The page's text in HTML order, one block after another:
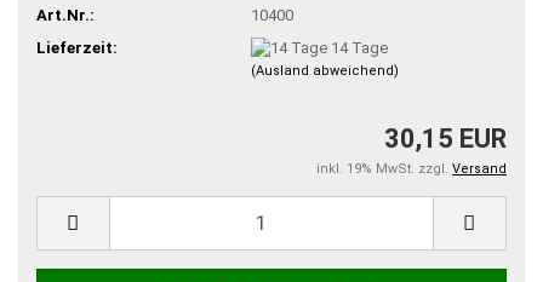
Art.Nr.:
10400
Lieferzeit:
14 Tage
(Ausland abweichend)
30,15 EUR
inkl. 19% MwSt. zzgl. Versand